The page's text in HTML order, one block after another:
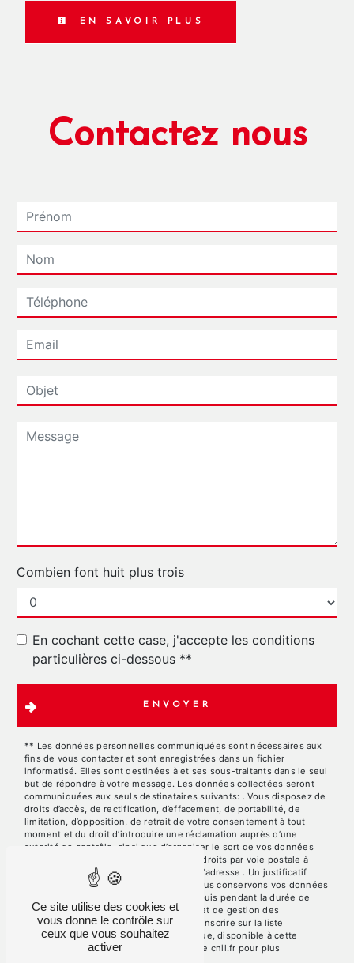
EN SAVOIR PLUS
Contactez nous
Combien font huit plus trois
En cochant cette case, j'accepte les conditions
particulières ci-dessous **
ENVOYER
** Les données personnelles communiquées sont nécessaires aux
fins de vous contacter et sont enregistrées dans un fichier
informatisé. Elles sont destinées à et ses sous-traitants dans le seul
but de répondre à votre message. Les données collectées seront
communiquées aux seuls destinataires suivants: . Vous disposez de
droits d’accès, de rectification, d’effacement, de portabilité, de
limitation, d’opposition, de retrait de votre consentement à tout
moment et du droit d’introduire une réclamation auprès d’une
autorité de contrôle, ainsi que d’organiser le sort de vos données
post-mortem. Vous pouvez exercer ces droits par voie postale à
l'adresse ou par courrier électronique à l'adresse . Un justificatif
d'identité pourra vous être demandé. Nous conservons vos données
pendant la période de prise de contact puis pendant la durée de
prescription légale aux fins probatoires et de gestion des
contentieux. Vous avez le droit de vous inscrire sur la liste
d'opposition au démarchage téléphonique, disponible à cette
Bloctel.gouv.fr
. Consultez le site cnil.fr pour plus
Ce site utilise des cookies et
vous donne le contrôle sur
ceux que vous souhaitez
activer